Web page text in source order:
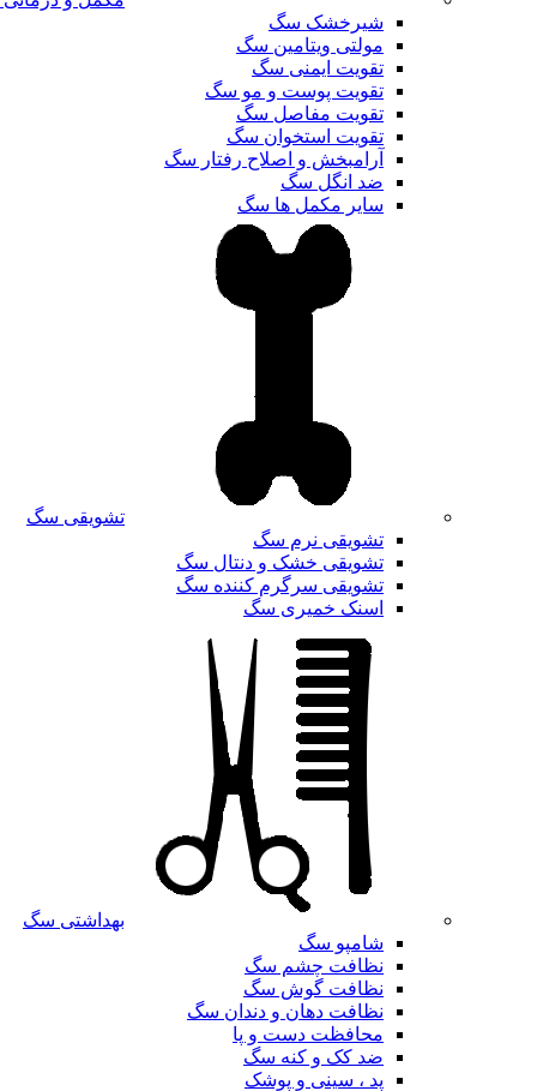
شیرخشک سگ
مولتی ویتامین سگ
تقویت ایمنی سگ
تقویت پوست و مو سگ
تقویت مفاصل سگ
تقویت استخوان سگ
آرامبخش و اصلاح رفتار سگ
ضد انگل سگ
سایر مکمل ها سگ
تشویقی سگ
تشویقی نرم سگ
تشویقی خشک و دنتال سگ
تشویقی سرگرم کننده سگ
اسنک خمیری سگ
بهداشتی سگ
شامپو سگ
نظافت چشم سگ
نظافت گوش سگ
نظافت دهان و دندان سگ
محافظت دست و پا
ضد کک و کنه سگ
پد ، سینی و پوشک